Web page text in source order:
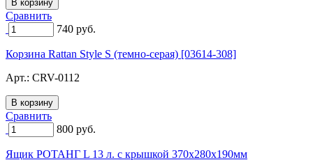
Сравнить
740 руб.
Корзина Rattan Style S (темно-серая) [03614-308]
Арт.: CRV-0112
Сравнить
800 руб.
Ящик РОТАНГ L 13 л. с крышкой 370х280х190мм